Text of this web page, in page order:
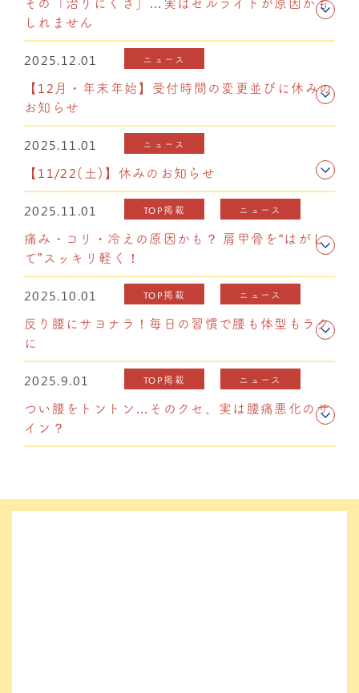
しれません
2025.12.01 ニュース
【12月・年末年始】受付時間の変更並びに休みの
お知らせ
2025.11.01 ニュース
【11/22(土)】休みのお知らせ
2025.11.01 TOP掲載 ニュース
痛み・コリ・冷えの原因かも？ 肩甲骨を“はがし
て”スッキリ軽く！
2025.10.01 TOP掲載 ニュース
反り腰にサヨナラ！毎日の習慣で腰も体型もラク
に
2025.9.01 TOP掲載 ニュース
つい腰をトントン…そのクセ、実は腰痛悪化のサ
イン？